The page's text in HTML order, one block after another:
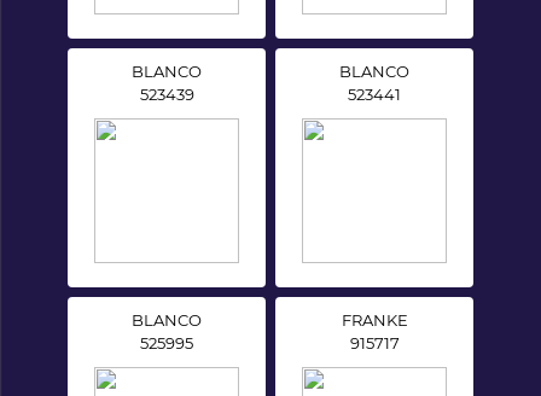
BLANCO
523439
BLANCO
523441
BLANCO
525995
FRANKE
915717